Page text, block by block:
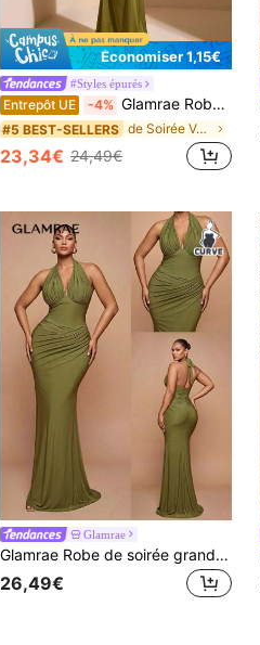
Économiser 1,15€
#Styles épurés
Entrepôt UE -4% Glamrae Robe de soirée élégante vert olive en satin brillant minimaliste et sophistiquée avec col licou, décolleté en V, taille flatteuse, plissée, style sirène pour femmes, convient pour un rendez-vous, vacances à la plage, mariage, enterrement de vie de jeune fille, remise des diplômes et retour à la maison
#5 BEST-SELLERS de Soirée Vêtements de soirée pour femmes
23,34€ 24,49€
Glamrae
Glamrae Robe de soirée grande taille élégante romantique sexy minimaliste en tricot élastique tissu de maillot de bain bretelles spaghetti col en V profond dos nu taille cintrée ajustée à la mode influenceuse vacances anniversaire fête mariage événement demoiselle d'honneur (design complexe)
26,49€